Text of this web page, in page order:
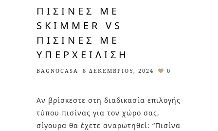
ΠΙΣΊΝΕΣ ΜΕ
SKIMMER VS
ΠΙΣΊΝΕΣ ΜΕ
ΥΠΕΡΧΕΊΛΙΣΗ
BAGNOCASA 8 ΔΕΚΕΜΒΡΊΟΥ, 2024 0
Αν βρίσκεστε στη διαδικασία επιλογής
τύπου πισίνας για τον χώρο σας,
σίγουρα θα έχετε αναρωτηθεί: “Πισίνα